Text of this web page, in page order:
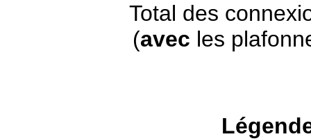
Total des
(avec les